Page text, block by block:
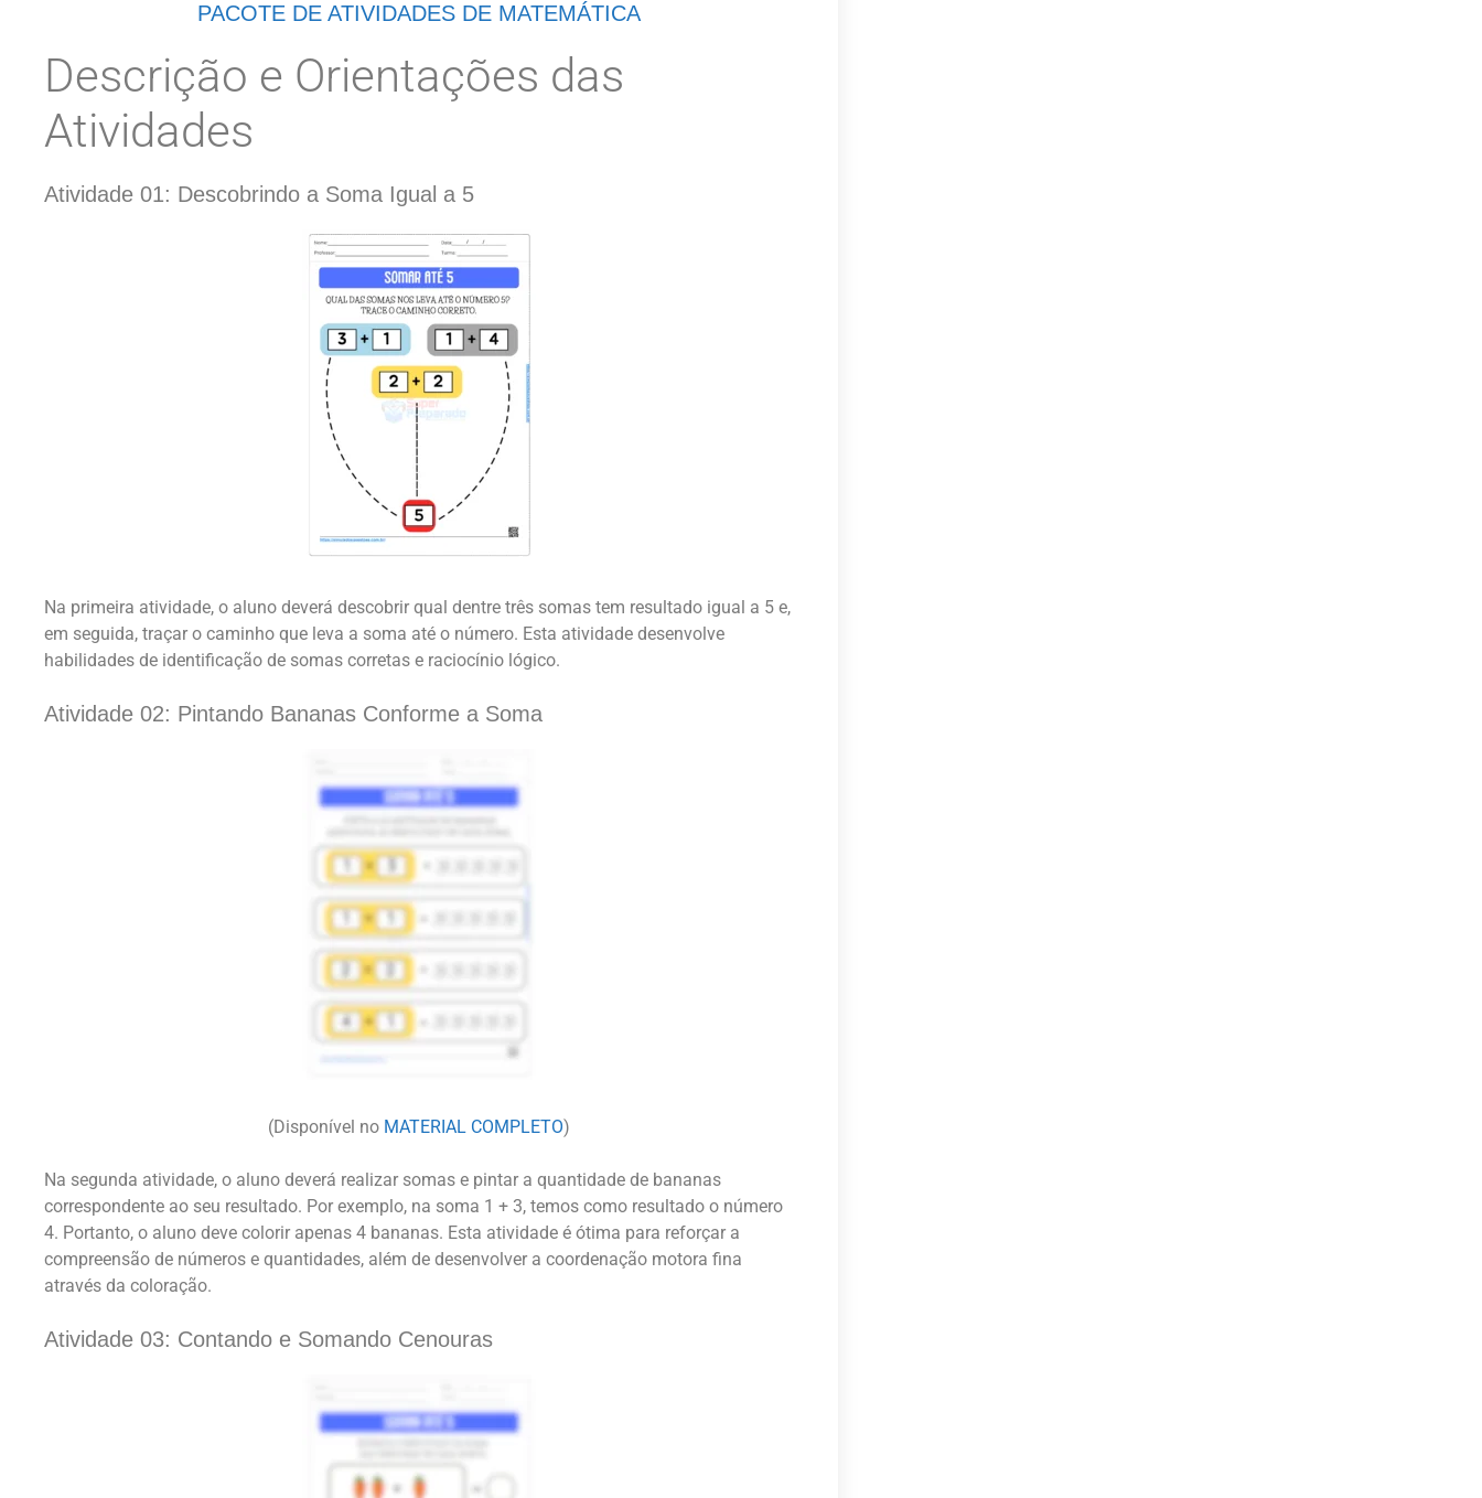
PACOTE DE ATIVIDADES DE MATEMÁTICA
Descrição e Orientações das
Atividades
Atividade 01: Descobrindo a Soma Igual a 5
Na primeira atividade, o aluno deverá descobrir qual dentre três somas tem resultado igual a 5 e,
em seguida, traçar o caminho que leva a soma até o número. Esta atividade desenvolve
habilidades de identificação de somas corretas e raciocínio lógico.
Atividade 02: Pintando Bananas Conforme a Soma
(Disponível no MATERIAL COMPLETO)
Na segunda atividade, o aluno deverá realizar somas e pintar a quantidade de bananas
correspondente ao seu resultado. Por exemplo, na soma 1 + 3, temos como resultado o número
4. Portanto, o aluno deve colorir apenas 4 bananas. Esta atividade é ótima para reforçar a
compreensão de números e quantidades, além de desenvolver a coordenação motora fina
através da coloração.
Atividade 03: Contando e Somando Cenouras